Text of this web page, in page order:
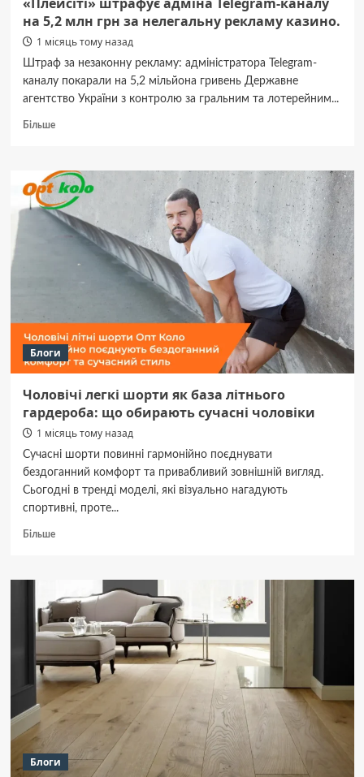
на 5,2 млн грн за нелегальну рекламу казино.
1 місяць тому назад
Штраф за незаконну рекламу: адміністратора Telegram-
каналу покарали на 5,2 мільйона гривень Державне
агентство України з контролю за гральним та лотерейним...
БільшеДокладніше
штрафує
адміна
Telegram-
каналу
на
нелегальну
рекламу
казино.
Блоги
Чоловічі легкі шорти як база літнього
гардероба: що обирають сучасні чоловіки
1 місяць тому назад
Сучасні шорти повинні гармонійно поєднувати
бездоганний комфорт та привабливий зовнішній вигляд.
Сьогодні в тренді моделі, які візуально нагадують
спортивні, проте...
БільшеДокладніше
як
база
літнього
гардероба:
обирають
сучасні
чоловіки
Блоги